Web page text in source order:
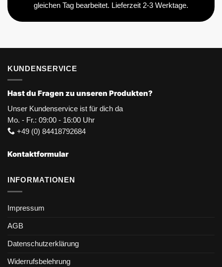
gleichen Tag bearbeitet. Lieferzeit 2-3 Werktage.
KUNDENSERVICE
Hast du Fragen zu unseren Produkten?
Unser Kundenservice ist für dich da
Mo. - Fr.: 09:00 - 16:00 Uhr
+49 (0) 84418792684
Kontaktformular
INFORMATIONEN
Impressum
AGB
Datenschutzerklärung
Widerrufsbelehrung